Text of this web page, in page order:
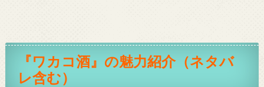
『ワカコ酒』の魅力紹介（ネタバ
レ含む）